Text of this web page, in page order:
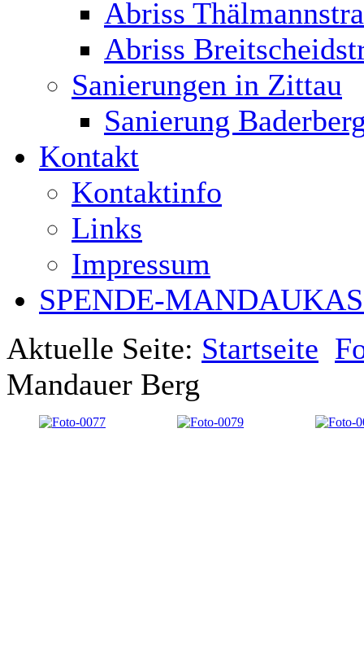
Abriss
Abriss
Sanierungen in Zittau
Sanierung
Kontakt
Kontaktinfo
Links
Impressum
SPENDE-
Aktuelle Seite: Startseite
Mandauer Berg